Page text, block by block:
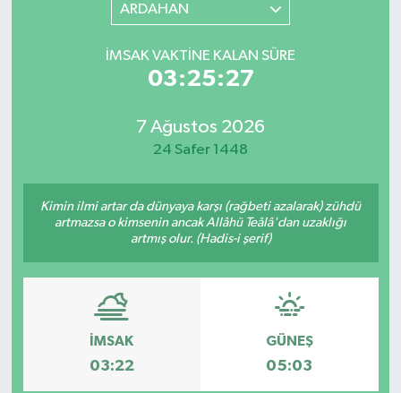
ARDAHAN
İMSAK VAKTINE KALAN SÜRE
03:25:27
7 Ağustos 2026
24 Safer 1448
Kimin ilmi artar da dünyaya karşı (rağbeti azalarak) zühdü
artmazsa o kimsenin ancak Allâhü Teâlâ'dan uzaklığı
artmış olur. (Hadis-i şerif)
İMSAK
03:22
GÜNEŞ
05:03
Son Dakika Haberleri